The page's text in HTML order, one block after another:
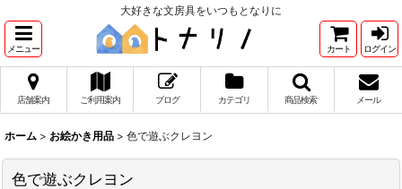
大好きな文房具をいつもとなりに
メニュー カート ログイン
店舗案内 ご利用案内 ブログ カテゴリ 商品検索 メール
ホーム > お絵かき用品 > 色で遊ぶクレヨン
色で遊ぶクレヨン